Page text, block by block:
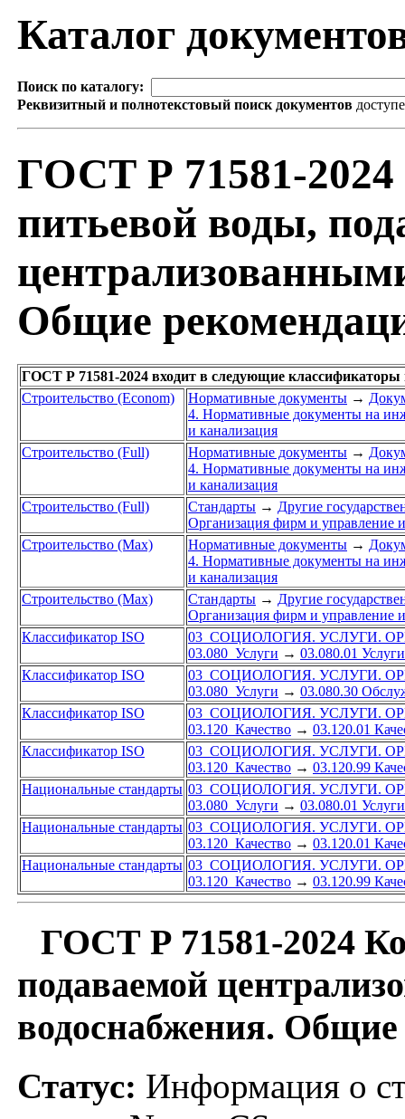
Каталог
Поиск по каталогу:
Реквизитный и полнотекстовый поиск документов
ГОСТ Р 71581-2024
питьевой воды,
Общие
ГОСТ Р 71581-2024 входит в следующие классификаторы
Строительство (Econom)
Нормативные документы →
4. Нормативные документы на
и канализация
Строительство (Full)
Нормативные документы →
4. Нормативные документы на
и канализация
Строительство (Full)
Стандарты → Другие
Организация фирм и управление
Строительство (Max)
Нормативные документы →
4. Нормативные документы на
и канализация
Строительство (Max)
Стандарты → Другие
Организация фирм и управление
Классификатор ISO
03 СОЦИОЛОГИЯ. УСЛУГИ.
03.080 Услуги → 03.080.01
Классификатор ISO
03 СОЦИОЛОГИЯ. УСЛУГИ.
03.080 Услуги → 03.080.30
Классификатор ISO
03 СОЦИОЛОГИЯ. УСЛУГИ.
03.120 Качество → 03.120.01
Классификатор ISO
03 СОЦИОЛОГИЯ. УСЛУГИ.
03.120 Качество → 03.120.99
Национальные стандарты 03 СОЦИОЛОГИЯ. УСЛУГИ.
03.080 Услуги → 03.080.01
Национальные стандарты 03 СОЦИОЛОГИЯ. УСЛУГИ.
03.120 Качество → 03.120.01
Национальные стандарты 03 СОЦИОЛОГИЯ. УСЛУГИ.
03.120 Качество → 03.120.99
ГОСТ Р 71581-2024
подаваемой
водоснабжения. Общие
Статус: Информация о